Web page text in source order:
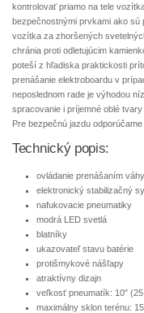
kontrolovať priamo na tele
bezpečnostnými prvkami ako
vozítka za zhoršených
chránia proti odletujúcim
poteší z hľadiska praktickosti
prenášanie elektroboardu v
neposlednom rade je výhodou
spracovanie i príjemné oblé tvary
Pre bezpečnú jazdu
Technický popis:
ovládanie prenášaním váhy
elektronický stabilizačný
nafukovacie pneumatiky
modrá LED svetlá
blatníky
ukazovateľ stavu batérie
protišmykové nášľapy
atraktívny dizajn
veľkosť pneumatík: 10″
maximálny sklon terénu: